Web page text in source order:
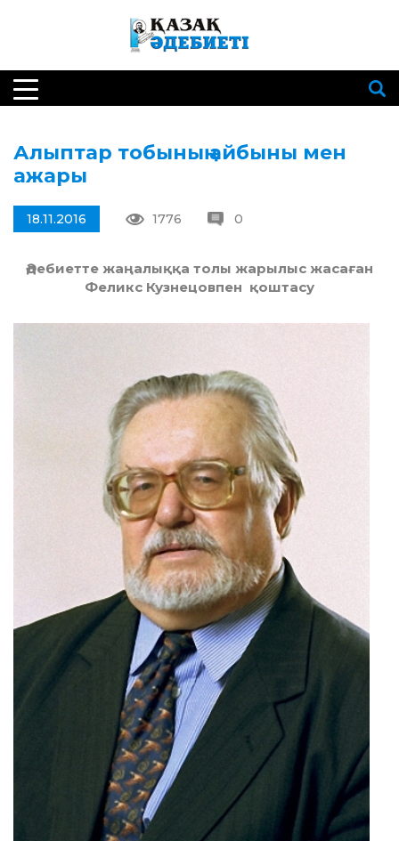
Алыптар тобының айбыны мен
ажары
18.11.2016 1776 0
Әдебиетте жаңалыққа толы жарылыс жасаған
Феликс Кузнецовпен қоштасу